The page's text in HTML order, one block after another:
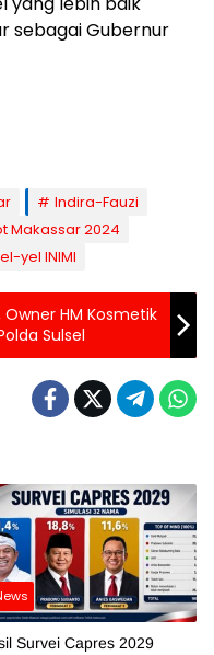
sebagai Gubernur
Indira-Fauzi
Makassar 2024
yel INIMI
Owner HM Kosmetik
Sulsel
Survei Capres 2029